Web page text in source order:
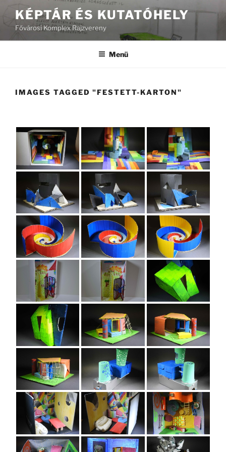
Tartalomhoz
KÉPTÁR ÉS KUTATÓHELY
Fővárosi Komplex Rajzvereny
Menü
IMAGES TAGGED "FESTETT-KARTON"